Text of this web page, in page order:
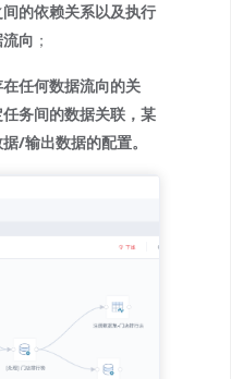
的依赖关系以及执行
向 ；
任何数据流向的关
务间的数据关联，某
/输出数据的配置。